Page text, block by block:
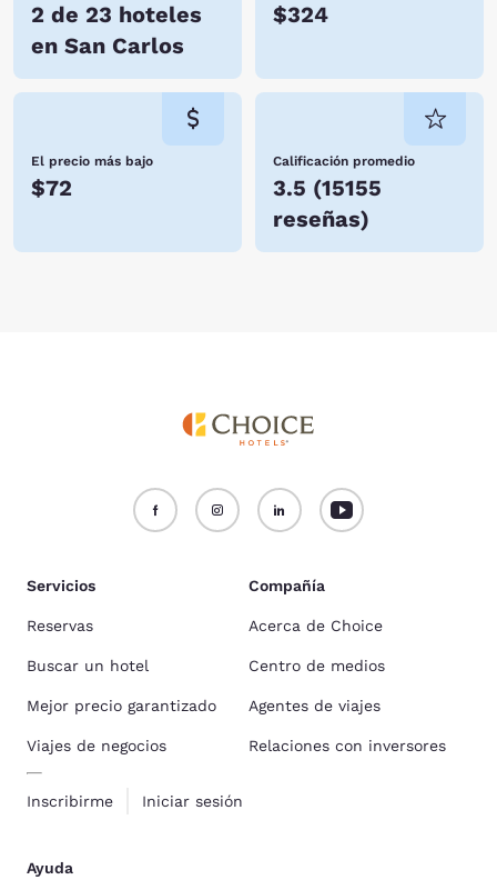
2 de 23 hoteles
en San Carlos
$324
El precio más bajo
$72
Calificación promedio
3.5 (15155
reseñas)
Servicios
Reservas
Buscar un hotel
Mejor precio garantizado
Viajes de negocios
Inscribirme Iniciar sesión
Compañía
Acerca de Choice
Centro de medios
Agentes de viajes
Relaciones con inversores
Ayuda